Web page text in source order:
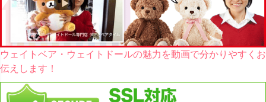
ウェイトベア・ウェイトドールの魅力を動画で分かりやすくお
伝えします！